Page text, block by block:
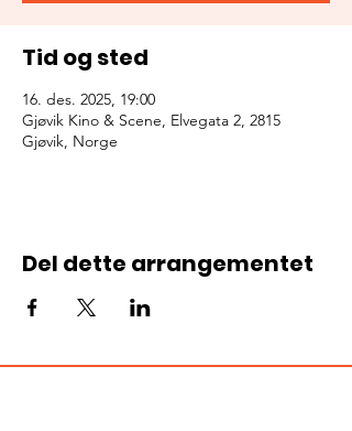
Tid og sted
16. des. 2025, 19:00
Gjøvik Kino & Scene, Elvegata 2, 2815
Gjøvik, Norge
Del dette arrangementet